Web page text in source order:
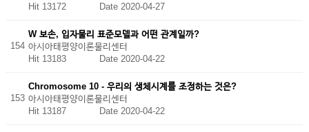
Hit 13172 Date 2020-04-27
154
W 보손, 입자물리 표준모델과 어떤 관계일까?
아시아태평양이론물리센터
Hit 13183 Date 2020-04-22
153
Chromosome 10 - 우리의 생체시계를 조정하는 것은?
아시아태평양이론물리센터
Hit 13187 Date 2020-04-22